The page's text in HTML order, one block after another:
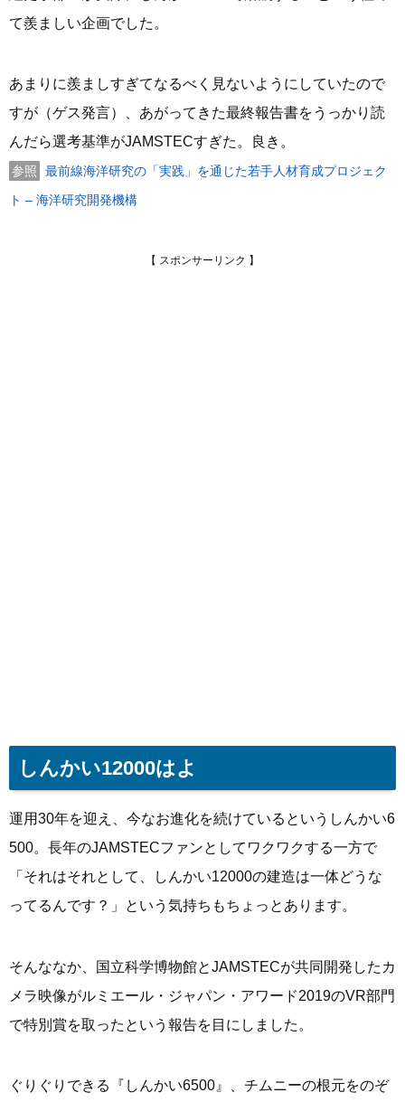
て羨ましい企画でした。
あまりに羨ましすぎてなるべく見ないようにしていたので
すが（ゲス発言）、あがってきた最終報告書をうっかり読
んだら選考基準がJAMSTECすぎた。良き。
最前線海洋研究の「実践」を通じた若手人材育成プロジェク
ト – 海洋研究開発機構
しんかい12000はよ
運用30年を迎え、今なお進化を続けているというしんかい6
500。長年のJAMSTECファンとしてワクワクする一方で
「それはそれとして、しんかい12000の建造は一体どうな
ってるんです？」という気持ちもちょっとあります。
そんななか、国立科学博物館とJAMSTECが共同開発したカ
メラ映像がルミエール・ジャパン・アワード2019のVR部門
で特別賞を取ったという報告を目にしました。
ぐりぐりできる『しんかい6500』、チムニーの根元をのぞ